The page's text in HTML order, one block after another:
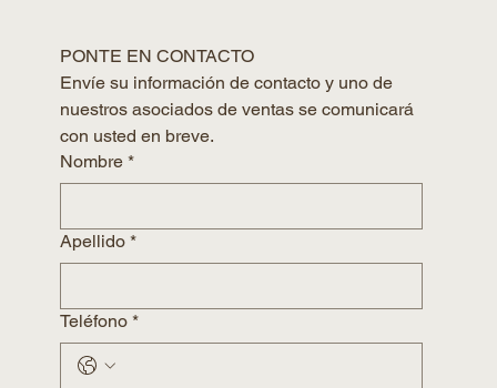
PONTE EN CONTACTO
Envíe su información de contacto y uno de
nuestros asociados de ventas se comunicará
con usted en breve.
Nombre *
Apellido *
Teléfono *